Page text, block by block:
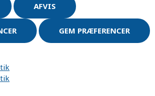
AFVIS
GEM PRÆFERENCER